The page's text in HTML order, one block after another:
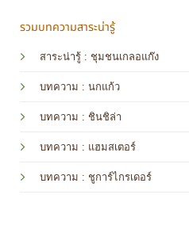
รวมบทความสาระน่ารู้
สาระน่ารู้ : ชุมชนเกลอแก๊ง
บทความ : นกแก้ว
บทความ : ชินชิล่า
บทความ : แฮมสเตอร์
บทความ : ชูการ์ไกรเดอร์